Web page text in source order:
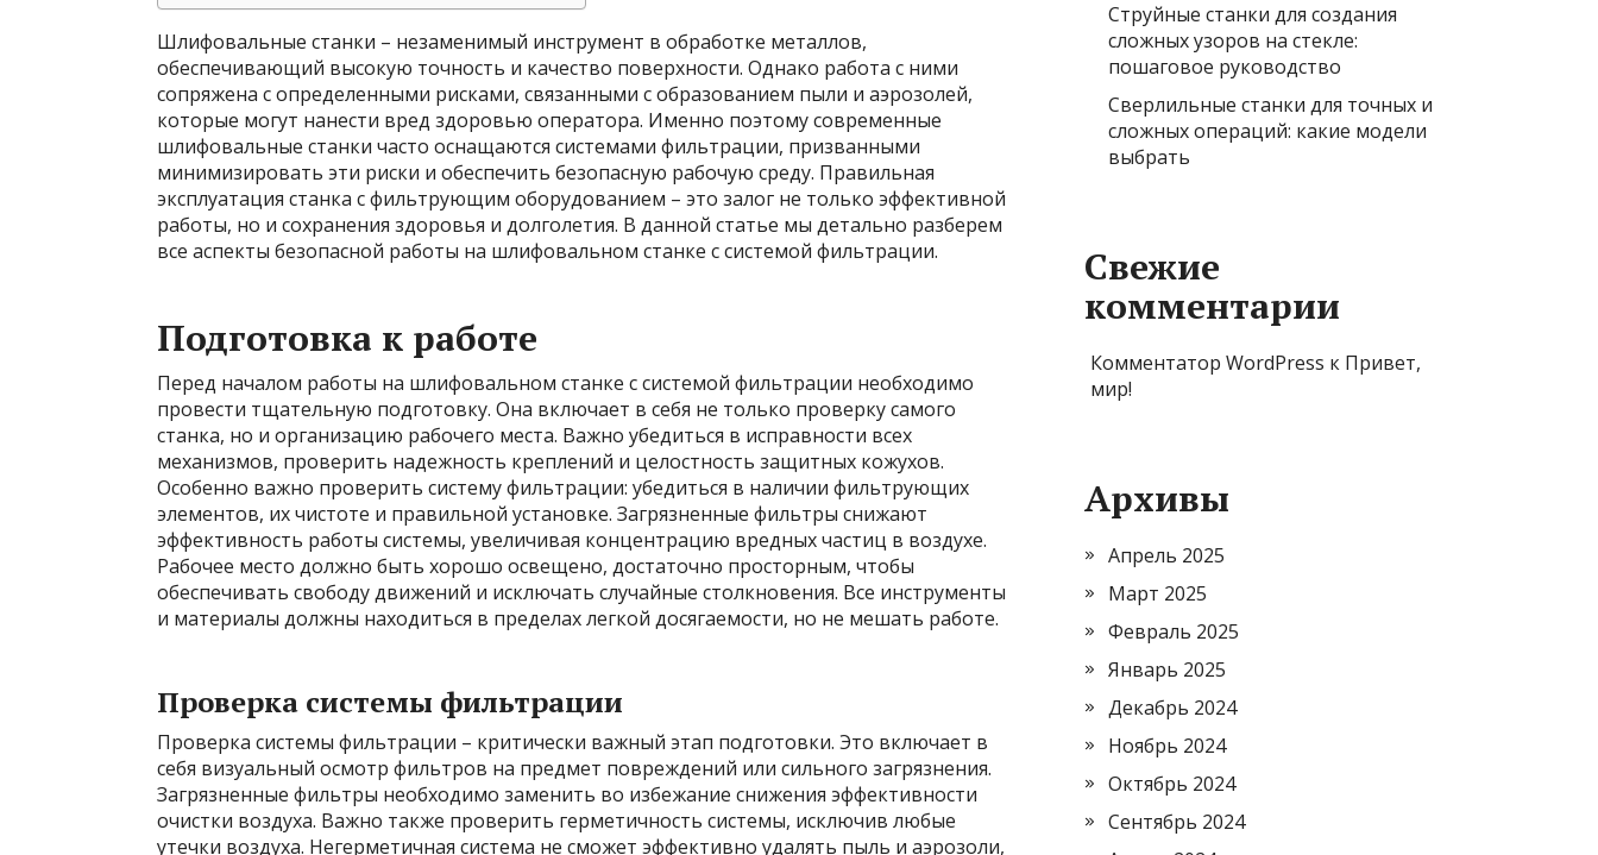
Шлифовальные станки – незаменимый инструмент в обработке металлов,
обеспечивающий высокую точность и качество поверхности. Однако работа с ними
сопряжена с определенными рисками, связанными с образованием пыли и аэрозолей,
которые могут нанести вред здоровью оператора. Именно поэтому современные
шлифовальные станки часто оснащаются системами фильтрации, призванными
минимизировать эти риски и обеспечить безопасную рабочую среду. Правильная
эксплуатация станка с фильтрующим оборудованием – это залог не только эффективной
работы, но и сохранения здоровья и долголетия. В данной статье мы детально разберем
все аспекты безопасной работы на шлифовальном станке с системой фильтрации.
Подготовка к работе
Перед началом работы на шлифовальном станке с системой фильтрации необходимо
провести тщательную подготовку. Она включает в себя не только проверку самого
станка, но и организацию рабочего места. Важно убедиться в исправности всех
механизмов, проверить надежность креплений и целостность защитных кожухов.
Особенно важно проверить систему фильтрации: убедиться в наличии фильтрующих
элементов, их чистоте и правильной установке. Загрязненные фильтры снижают
эффективность работы системы, увеличивая концентрацию вредных частиц в воздухе.
Рабочее место должно быть хорошо освещено, достаточно просторным, чтобы
обеспечивать свободу движений и исключать случайные столкновения. Все инструменты
и материалы должны находиться в пределах легкой досягаемости, но не мешать работе.
Проверка системы фильтрации
Проверка системы фильтрации – критически важный этап подготовки. Это включает в
себя визуальный осмотр фильтров на предмет повреждений или сильного загрязнения.
Загрязненные фильтры необходимо заменить во избежание снижения эффективности
очистки воздуха. Важно также проверить герметичность системы, исключив любые
утечки воздуха. Негерметичная система не сможет эффективно удалять пыль и аэрозоли,
Струйные станки для создания
сложных узоров на стекле:
пошаговое руководство
Сверлильные станки для точных и
сложных операций: какие модели
выбрать
Свежие
комментарии
Комментатор WordPress к Привет,
мир!
Архивы
Апрель 2025
Март 2025
Февраль 2025
Январь 2025
Декабрь 2024
Ноябрь 2024
Октябрь 2024
Сентябрь 2024